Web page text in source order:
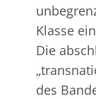
Klasse
Die
des